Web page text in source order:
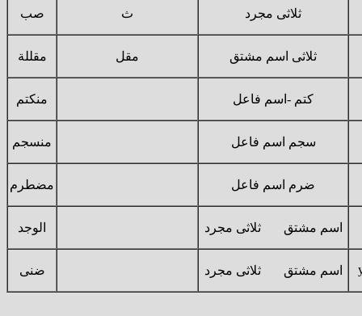
صب ث ثلاثى مجرد
مقللة مقل ثلاثى اسم مشتق
منكتم كتم -اسم فاعل
منسجم سجم اسم فاعل
مضطرم ضرم اسم فاعل
الوجد اسم مشتق ثلاثى مجرد
ضنى اسم مشتق ثلاثى مجرد